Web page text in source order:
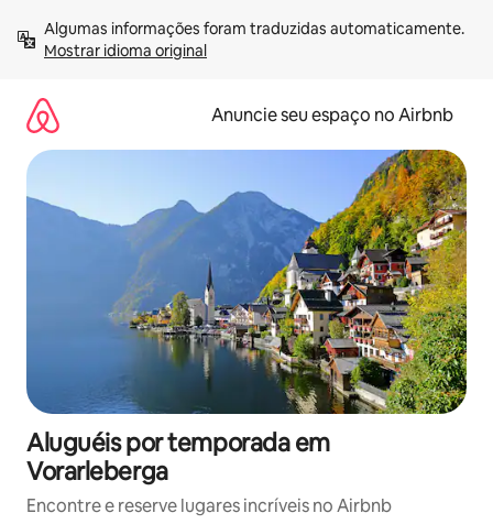
para
Mostrar idioma original
Anuncie seu espaço no Airbnb
Aluguéis por temporada em
Vorarleberga
Encontre e reserve lugares incríveis no Airbnb